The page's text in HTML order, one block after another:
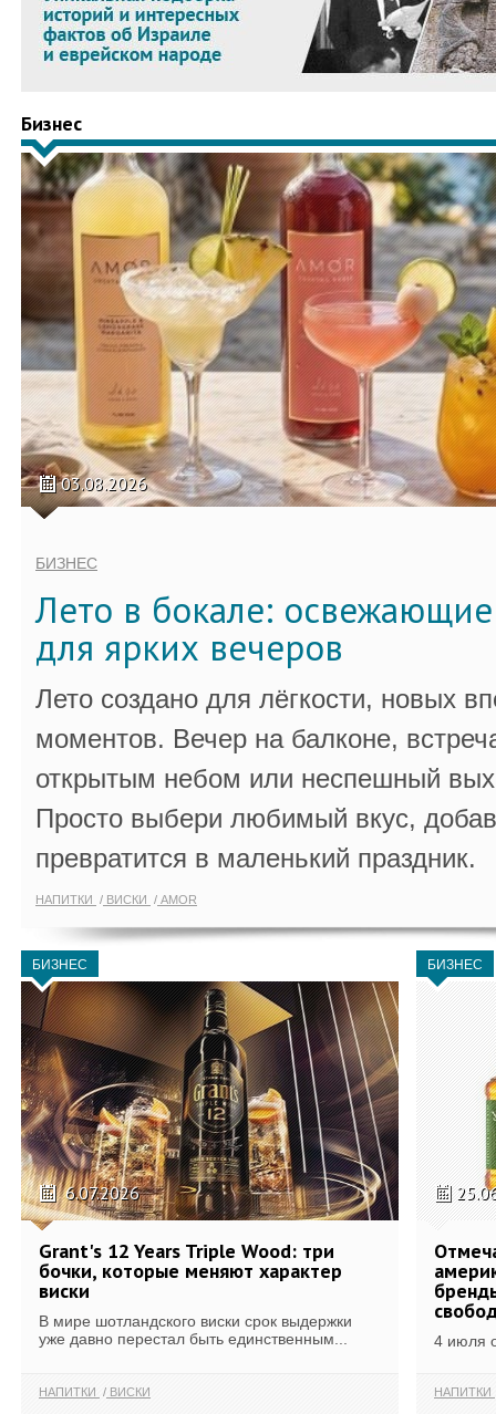
Бизнес
03.08.2026
БИЗНЕС
Лето в бокале:
для ярких вечеров
Лето создано для лёгкости, новых
моментов. Вечер на балконе,
открытым небом или неспешный
Просто выбери любимый вкус,
превратится в маленький праздник.
НАПИТКИ ВИСКИ AMOR
БИЗНЕС
6.07.2026
Grant's 12 Years Triple Wood: три
бочки, которые меняют характер
виски
В мире шотландского виски срок выдержки
уже давно перестал быть единственным...
НАПИТКИ ВИСКИ
БИЗНЕС
4 июля
НАПИТКИ